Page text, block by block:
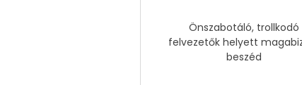
Önszabotáló, trollkodó
felvezetők helyett
beszéd